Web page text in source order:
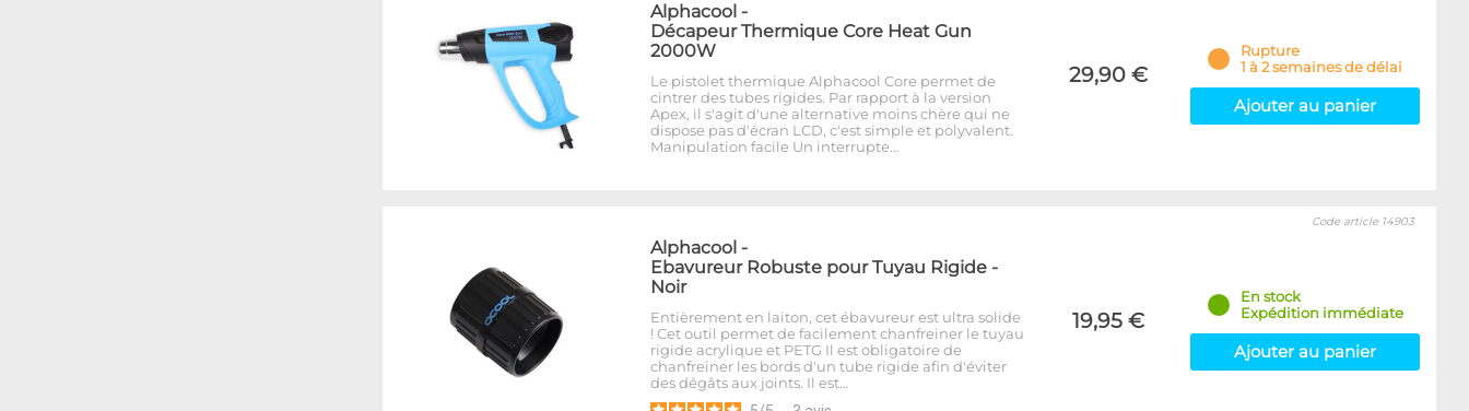
Alphacool -
Décapeur Thermique Core Heat Gun
2000W
Le pistolet thermique Alphacool Core permet de
cintrer des tubes rigides. Par rapport à la version
Apex, il s'agit d'une alternative moins chère qui ne
dispose pas d'écran LCD, c'est simple et polyvalent.
Manipulation facile Un interrupte…
29,90 €
Rupture
1 à 2 semaines de délai
Ajouter au panier
Alphacool -
Ebavureur Robuste pour Tuyau Rigide -
Noir
Entièrement en laiton, cet ébavureur est ultra solide
! Cet outil permet de facilement chanfreiner le tuyau
rigide acrylique et PETG Il est obligatoire de
chanfreiner les bords d'un tube rigide afin d'éviter
des dégâts aux joints. Il est…
19,95 €
Code article 14903
En stock
Expédition immédiate
Ajouter au panier